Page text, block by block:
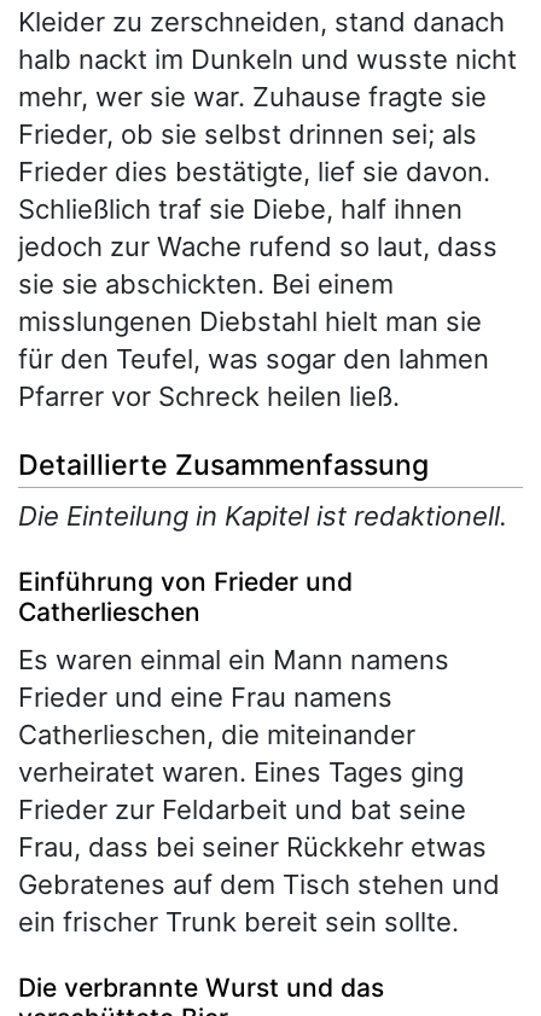
Kleider zu zerschneiden, stand danach
halb nackt im Dunkeln und wusste nicht
mehr, wer sie war. Zuhause fragte sie
Frieder, ob sie selbst drinnen sei; als
Frieder dies bestätigte, lief sie davon.
Schließlich traf sie Diebe, half ihnen
jedoch zur Wache rufend so laut, dass
sie sie abschickten. Bei einem
misslungenen Diebstahl hielt man sie
für den Teufel, was sogar den lahmen
Pfarrer vor Schreck heilen ließ.
Detaillierte Zusammenfassung
Die Einteilung in Kapitel ist redaktionell.
Einführung von Frieder und
Catherlieschen
Es waren einmal ein Mann namens
Frieder und eine Frau namens
Catherlieschen, die miteinander
verheiratet waren. Eines Tages ging
Frieder zur Feldarbeit und bat seine
Frau, dass bei seiner Rückkehr etwas
Gebratenes auf dem Tisch stehen und
ein frischer Trunk bereit sein sollte.
Die verbrannte Wurst und das